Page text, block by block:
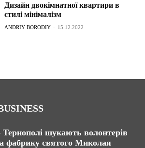
Дизайн двокімнатної квартири в
стилі мінімалізм
ANDRIY BORODIY - 15.12.2022
Тернополі шукають волонтерів
фабрику святого Миколая